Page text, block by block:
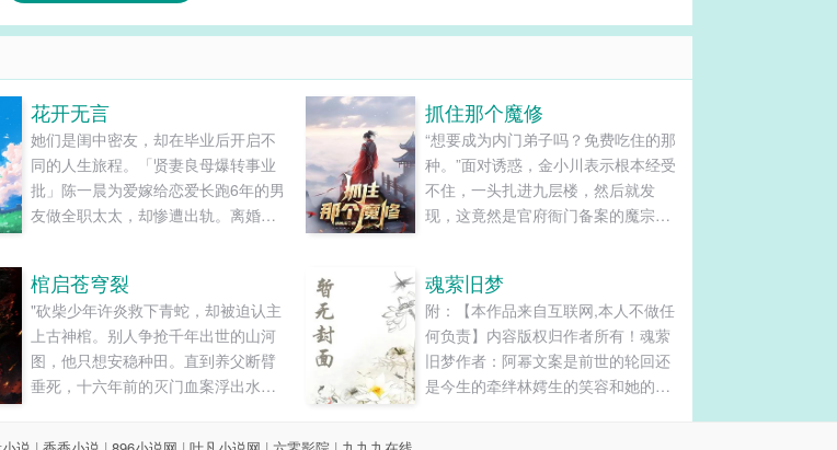
花开无言
她们是闺中密友，却在毕业后开启不
同的人生旅程。「贤妻良母爆转事业
批」陈一晨为爱嫁给恋爱长跑6年的男
友做全职太太，却惨遭出轨。离婚带
手抓……「叛逆少女接手家族企业，
扭转风云」小二代黎珊珊本该在父母
的安排下出国深造，却打破家族传
统，偷偷开启自己的商业版图，......
抓住那个魔修
“想要成为内门弟子吗？免费吃住的那
种。”面对诱惑，金小川表示根本经受
不住，一头扎进九层楼，然后就发
现，这竟然是官府衙门备案的魔宗。
开层层谎言。......
棺启苍穹裂
"砍柴少年许炎救下青蛇，却被迫认主
上古神棺。别人争抢千年出世的山河
图，他只想安稳种田。直到养父断臂
垂死，十六年前的灭门血案浮出水
废柴，竟是手握神棺、身负隐脉的葬
魂萦旧梦
附：【本作品来自互联网,本人不做任
何负责】内容版权归作者所有！魂萦
旧梦作者：阿幂文案是前世的轮回还
是今生的牵绊林嫮生的笑容和她的一